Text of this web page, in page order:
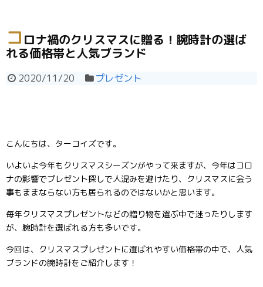
コ ロナ禍のクリスマスに贈る！腕時計の選ば
れる価格帯と人気ブランド
2020/11/20 プレゼント
こんにちは、ターコイズです。
いよいよ今年もクリスマスシーズンがやって来ますが、今年はコロ
ナの影響でプレゼント探しで人混みを避けたり、クリスマスに会う
事もままならない方も居られるのではないかと思います。
毎年クリスマスプレゼントなどの贈り物を選ぶ中で迷ったりします
が、腕時計を選ばれる方も多いです。
今回は、クリスマスプレゼントに選ばれやすい価格帯の中で、人気
ブランドの腕時計をご紹介します！